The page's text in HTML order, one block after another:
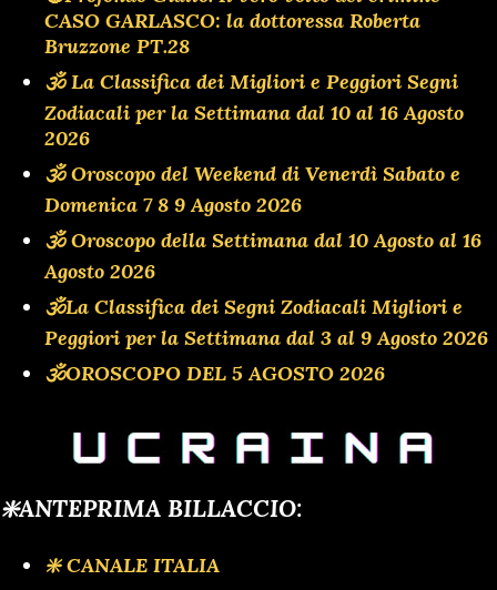
CASO GARLASCO: la dottoressa Roberta
Bruzzone PT.28
🕉 La Classifica dei Migliori e Peggiori Segni
Zodiacali per la Settimana dal 10 al 16 Agosto
2026
🕉 Oroscopo del Weekend di Venerdì Sabato e
Domenica 7 8 9 Agosto 2026
🕉 Oroscopo della Settimana dal 10 Agosto al 16
Agosto 2026
🕉La Classifica dei Segni Zodiacali Migliori e
Peggiori per la Settimana dal 3 al 9 Agosto 2026
🕉OROSCOPO DEL 5 AGOSTO 2026
❇️ANTEPRIMA BILLACCIO:
❇️ CANALE ITALIA